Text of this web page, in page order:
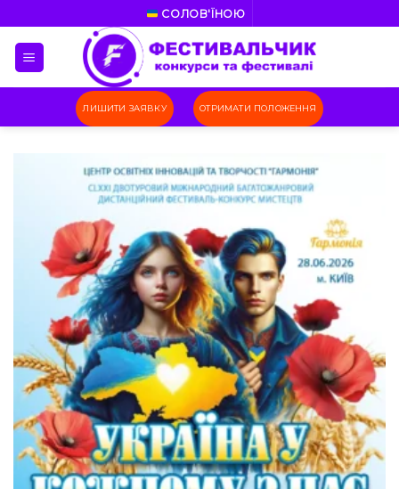
to
content
СОЛОВ'ЇНОЮ
ЛИШИТИ ЗАЯВКУ ОТРИМАТИ ПОЛОЖЕННЯ